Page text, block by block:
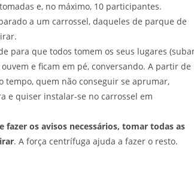
e, no máximo, 10 participantes.
a um carrossel, daqueles de parque de
para que todos tomem os seus lugares
e ficam em pé, conversando. A partir de
quem não conseguir se aprumar,
e quiser instalar-se no carrossel em
fazer os avisos necessários, tomar todas as
. A força centrífuga ajuda a fazer o resto.